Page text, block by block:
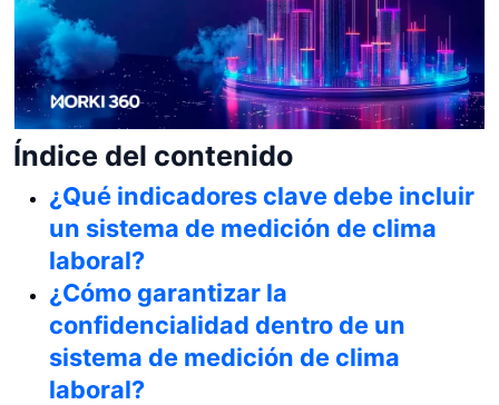
Índice del contenido
¿Qué indicadores clave debe incluir
un sistema de medición de clima
laboral?
¿Cómo garantizar la
confidencialidad dentro de un
sistema de medición de clima
laboral?